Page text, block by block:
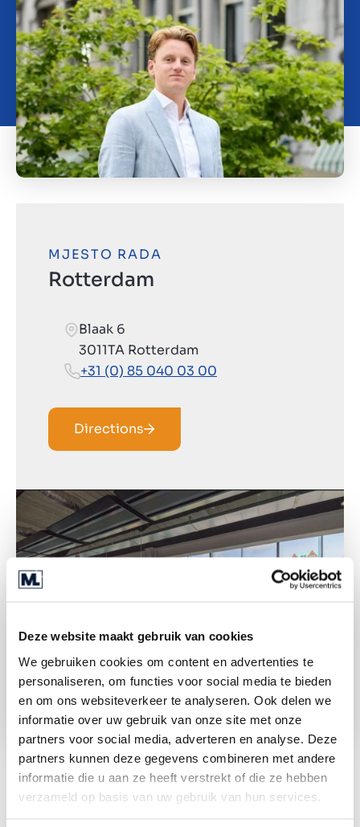
Deze website maakt gebruik van cookies
We gebruiken cookies om content en advertenties te
personaliseren, om functies voor social media te bieden
en om ons websiteverkeer te analyseren. Ook delen we
informatie over uw gebruik van onze site met onze
partners voor social media, adverteren en analyse. Deze
partners kunnen deze gegevens combineren met andere
informatie die u aan ze heeft verstrekt of die ze hebben
verzameld op basis van uw gebruik van hun services.
Kontakt
HR
MJESTO RADA
Rotterdam
Blaak 6
3011TA Rotterdam
+31 (0) 85 040 03 00
Directions
Ostali zaposlenici